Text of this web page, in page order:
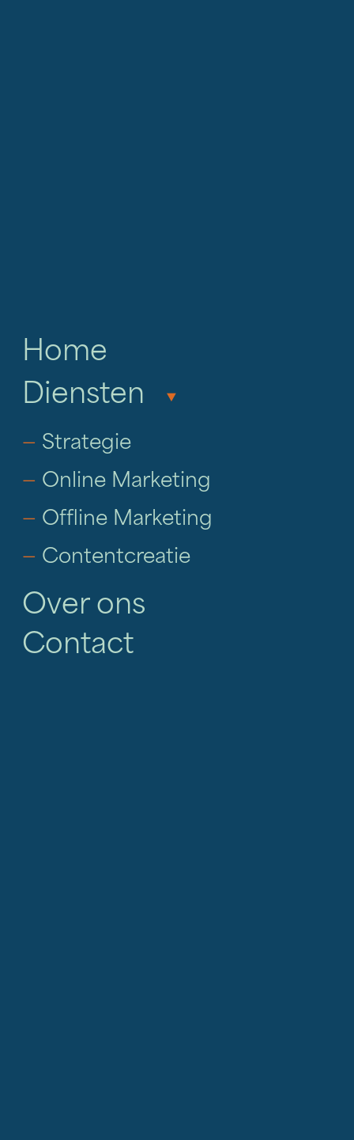
Home
Diensten
‣
— Strategie
— Online Marketing
— Offline Marketing
— Contentcreatie
Over ons
Contact